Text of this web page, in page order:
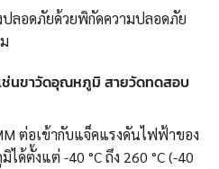
ปลอดภัยด้วยพิกัดความปลอดภัย
ช่นขาวัดอุณหภูมิ สายวัดทดสอบ
ต่อเข้ากับแจ็คแรงดันไฟฟ้าของ
ด้ตั้งแต่ -40 °C ถึง 260 °C (-40